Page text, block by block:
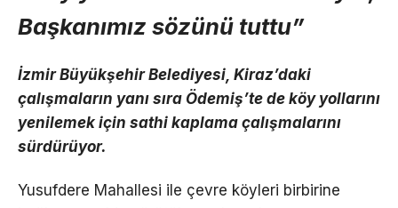
Başkanımız sözünü tuttu”
İzmir Büyükşehir Belediyesi, Kiraz’daki
çalışmaların yanı sıra Ödemiş’te de köy yollarını
yenilemek için sathi kaplama çalışmalarını
sürdürüyor.
Yusufdere Mahallesi ile çevre köyleri birbirine